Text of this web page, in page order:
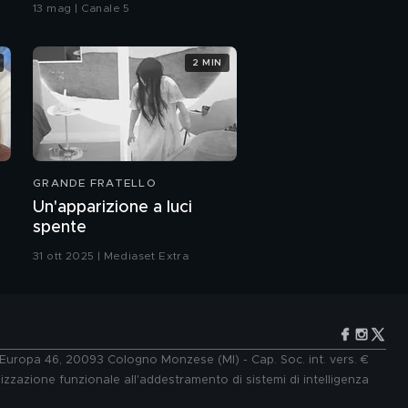
Pio e Amedeo
Pio e Amedeo: gli ultrà
della risata
ogni cliché
Pio e Amedeo: una vita
13 mag | Canale 5
GRANDE FRATELLO
Un'apparizione a luci
spente
31 ott 2025 | Mediaset Extra
2 MIN
46, 20093 Cologno Monzese (MI) - Cap. Soc. int. vers. €
funzionale all'addestramento di sistemi di intelligenza